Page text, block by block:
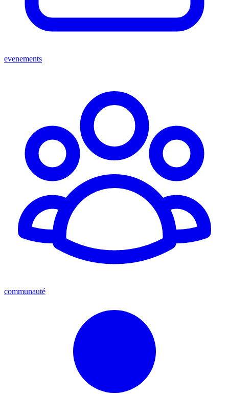
evenements
communauté